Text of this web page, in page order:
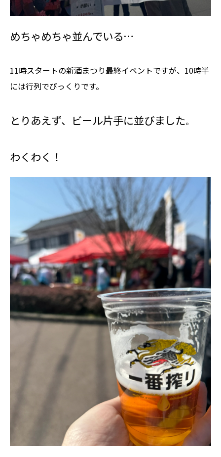
めちゃめちゃ並んでいる…
11時スタートの新酒まつり最終イベントですが、10時半
には行列でびっくりです。
とりあえず、ビール片手に並びました。
わくわく！